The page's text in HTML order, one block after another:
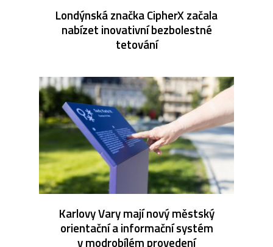
Londýnská značka CipherX začala
nabízet inovativní bezbolestné
tetování
Karlovy Vary mají nový městský
orientační a informační systém
v modrobílém provedení